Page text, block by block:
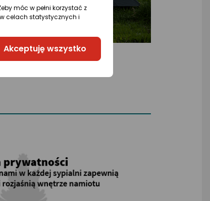
móc w pełni korzystać z
celach statystycznych i
Akceptuję wszystko